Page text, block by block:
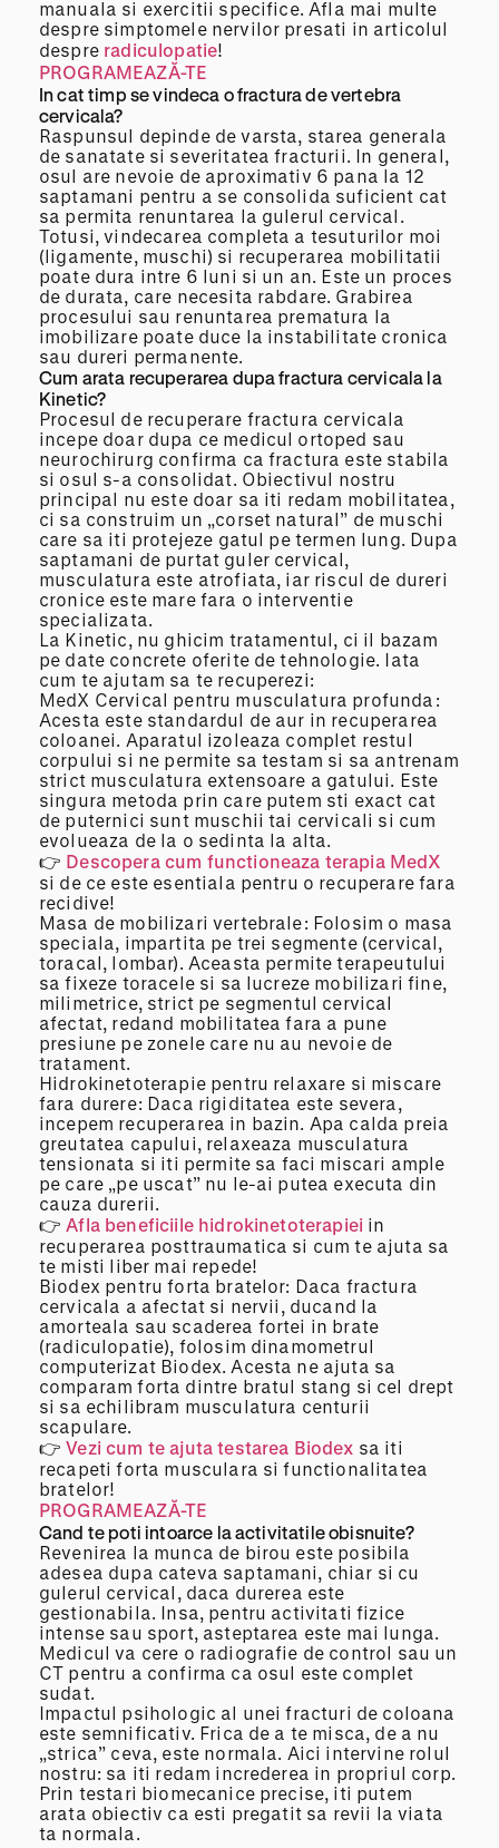
manuala si exercitii specifice. Afla mai multe
despre simptomele nervilor presati in articolul
despre radiculopatie!
PROGRAMEAZĂ-TE
In cat timp se vindeca o fractura de vertebra
cervicala?
Raspunsul depinde de varsta, starea generala
de sanatate si severitatea fracturii. In general,
osul are nevoie de aproximativ 6 pana la 12
saptamani pentru a se consolida suficient cat
sa permita renuntarea la gulerul cervical.
Totusi, vindecarea completa a tesuturilor moi
(ligamente, muschi) si recuperarea mobilitatii
poate dura intre 6 luni si un an. Este un proces
de durata, care necesita rabdare. Grabirea
procesului sau renuntarea prematura la
imobilizare poate duce la instabilitate cronica
sau dureri permanente.
Cum arata recuperarea dupa fractura cervicala la
Kinetic?
Procesul de recuperare fractura cervicala
incepe doar dupa ce medicul ortoped sau
neurochirurg confirma ca fractura este stabila
si osul s-a consolidat. Obiectivul nostru
principal nu este doar sa iti redam mobilitatea,
ci sa construim un „corset natural” de muschi
care sa iti protejeze gatul pe termen lung. Dupa
saptamani de purtat guler cervical,
musculatura este atrofiata, iar riscul de dureri
cronice este mare fara o interventie
specializata.
La Kinetic, nu ghicim tratamentul, ci il bazam
pe date concrete oferite de tehnologie. Iata
cum te ajutam sa te recuperezi:
MedX Cervical pentru musculatura profunda:
Acesta este standardul de aur in recuperarea
coloanei. Aparatul izoleaza complet restul
corpului si ne permite sa testam si sa antrenam
strict musculatura extensoare a gatului. Este
singura metoda prin care putem sti exact cat
de puternici sunt muschii tai cervicali si cum
evolueaza de la o sedinta la alta.
👉 Descopera cum functioneaza terapia MedX
si de ce este esentiala pentru o recuperare fara
recidive!
Masa de mobilizari vertebrale: Folosim o masa
speciala, impartita pe trei segmente (cervical,
toracal, lombar). Aceasta permite terapeutului
sa fixeze toracele si sa lucreze mobilizari fine,
milimetrice, strict pe segmentul cervical
afectat, redand mobilitatea fara a pune
presiune pe zonele care nu au nevoie de
tratament.
Hidrokinetoterapie pentru relaxare si miscare
fara durere: Daca rigiditatea este severa,
incepem recuperarea in bazin. Apa calda preia
greutatea capului, relaxeaza musculatura
tensionata si iti permite sa faci miscari ample
pe care „pe uscat” nu le-ai putea executa din
cauza durerii.
👉Afla beneficiile hidrokinetoterapiei in
recuperarea posttraumatica si cum te ajuta sa
te misti liber mai repede!
Biodex pentru forta bratelor: Daca fractura
cervicala a afectat si nervii, ducand la
amorteala sau scaderea fortei in brate
(radiculopatie), folosim dinamometrul
computerizat Biodex. Acesta ne ajuta sa
comparam forta dintre bratul stang si cel drept
si sa echilibram musculatura centurii
scapulare.
👉Vezi cum te ajuta testarea Biodex sa iti
recapeti forta musculara si functionalitatea
bratelor!
PROGRAMEAZĂ-TE
Cand te poti intoarce la activitatile obisnuite?
Revenirea la munca de birou este posibila
adesea dupa cateva saptamani, chiar si cu
gulerul cervical, daca durerea este
gestionabila. Insa, pentru activitati fizice
intense sau sport, asteptarea este mai lunga.
Medicul va cere o radiografie de control sau un
CT pentru a confirma ca osul este complet
sudat.
Impactul psihologic al unei fracturi de coloana
este semnificativ. Frica de a te misca, de a nu
„strica” ceva, este normala. Aici intervine rolul
nostru: sa iti redam increderea in propriul corp.
Prin testari biomecanice precise, iti putem
arata obiectiv ca esti pregatit sa revii la viata
ta normala.